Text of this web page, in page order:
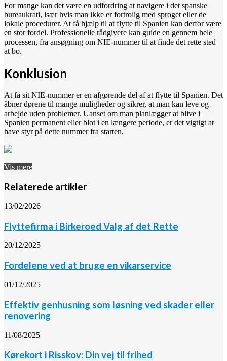
For mange kan det være en udfordring at navigere i det spanske
bureaukrati, især hvis man ikke er fortrolig med sproget eller de
lokale procedurer. At få hjælp til at flytte til Spanien kan derfor være
en stor fordel. Professionelle rådgivere kan guide en gennem hele
processen, fra ansøgning om NIE-nummer til at finde det rette sted
at bo.
Konklusion
At få sit NIE-nummer er en afgørende del af at flytte til Spanien. Det
åbner dørene til mange muligheder og sikrer, at man kan leve og
arbejde uden problemer. Uanset om man planlægger at blive i
Spanien permanent eller blot i en længere periode, er det vigtigt at
have styr på dette nummer fra starten.
Vis mere
Relaterede artikler
13/02/2026
Flyttefirma i Birkeroed Valg af det Rette
20/12/2025
Fordelene ved at bruge en vikarservice
01/12/2025
Effektiv genhusning som løsning ved skader eller
renovering
11/08/2025
Kørekort i Risskov: Din vej til frihed